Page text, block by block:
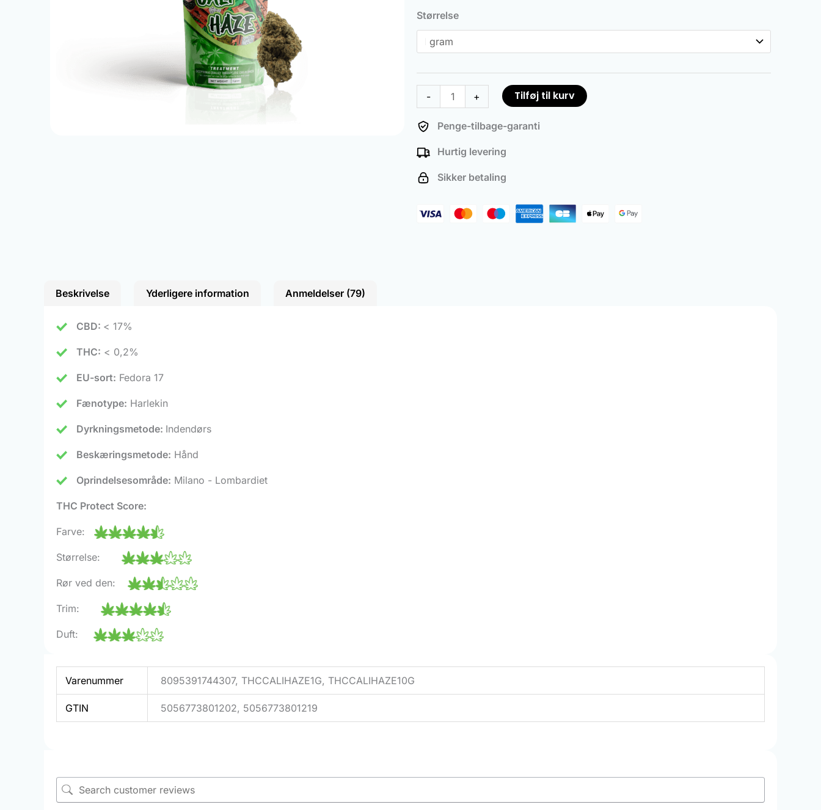
Størrelse
-
Haze
+ Tilføj til kurv
Penge-tilbage-garanti
Hurtig levering
Sikker betaling
Beskrivelse Yderligere information Anmeldelser (79)
CBD: < 17%
THC: < 0,2%
EU-sort: Fedora 17
Fænotype: Harlekin
Dyrkningsmetode: Indendørs
Beskæringsmetode: Hånd
Oprindelsesområde: Milano - Lombardiet
THC Protect Score:
Farve:
Størrelse:
Rør ved den:
Trim:
Duft:
Varenummer 8095391744307, THCCALIHAZE1G, THCCALIHAZE10G
GTIN 5056773801202, 5056773801219